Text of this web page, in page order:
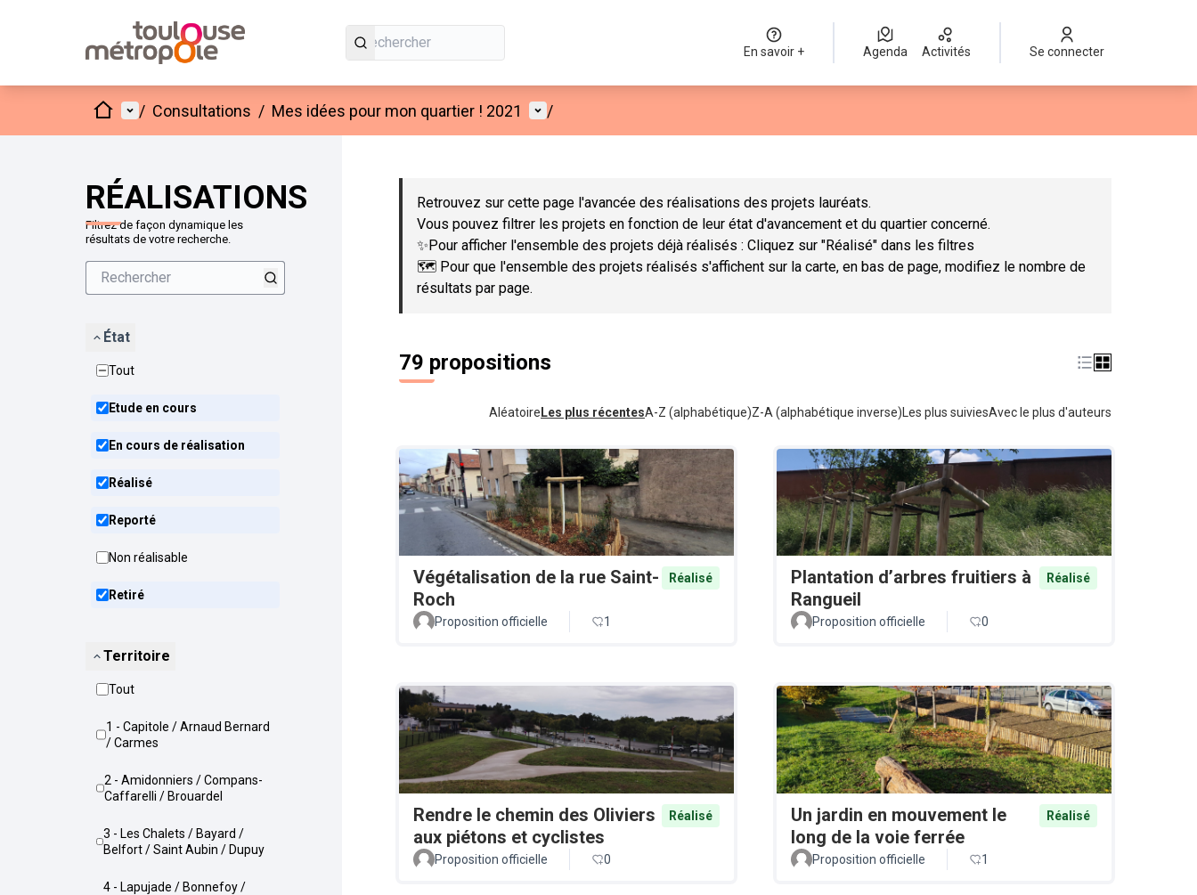
En savoir + Agenda Activités Se connecter
AccueilMenu principal
/ Consultations / Mes idées pour mon quartier ! 2021 Menu utilisateur
/
RÉALISATIONS
Filtrez de façon dynamique les
résultats de votre recherche.
État
Tout
Etude en cours
En cours de réalisation
Réalisé
Reporté
Non réalisable
Retiré
Territoire
Tout
1 - Capitole / Arnaud Bernard
/ Carmes
2 - Amidonniers / Compans-
Caffarelli / Brouardel
3 - Les Chalets / Bayard /
Belfort / Saint Aubin / Dupuy
4 - Lapujade / Bonnefoy /
Passer la carte
Retrouvez sur cette page l'avancée des réalisations des projets lauréats.
Vous pouvez filtrer les projets en fonction de leur état d'avancement et du quartier concerné.
✨Pour afficher l'ensemble des projets déjà réalisés : Cliquez sur "Réalisé" dans les filtres
🗺️ Pour que l'ensemble des projets réalisés s'affichent sur la carte, en bas de page, modifiez le nombre de
résultats par page.
79 propositions
Aléatoire Les plus récentesA-Z (alphabétique)Z-A (alphabétique inverse) Les plus suiviesAvec le plus d'auteurs
Végétalisation de la rue Saint-
Roch
Réalisé
Proposition officielle 1
Plantation d’arbres fruitiers à
Rangueil
Réalisé
Proposition officielle 0
Rendre le chemin des Oliviers
aux piétons et cyclistes
Réalisé
Proposition officielle 0
Un jardin en mouvement le
long de la voie ferrée
Réalisé
Proposition officielle 1